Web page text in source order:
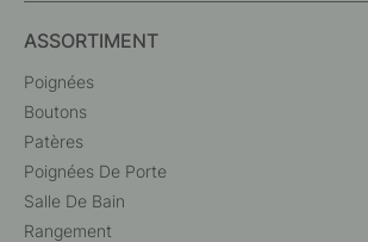
ASSORTIMENT
Poignées
Boutons
Patères
Poignées De Porte
Salle De Bain
Rangement